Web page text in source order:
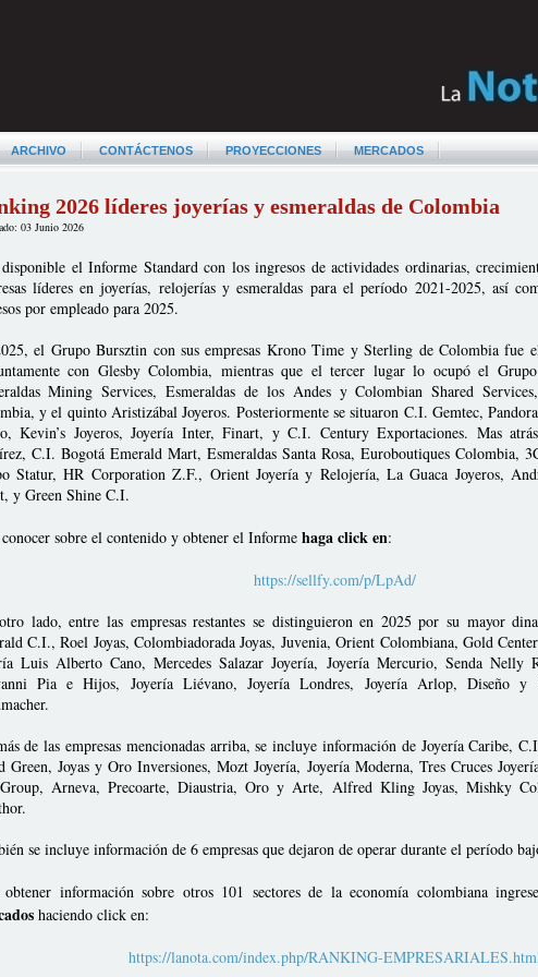
ARCHIVO CONTÁCTENOS PROYECCIONES MERCADOS
2026 líderes joyerías y esmeraldas de Colombia
03 Junio 2026
el Informe Standard con los ingresos de actividades ordinarias,
líderes en joyerías, relojerías y esmeraldas para el período 2021-2025, así
por empleado para 2025.
el Grupo Bursztin con sus empresas Krono Time y Sterling de Colombia fue
con Glesby Colombia, mientras que el tercer lugar lo ocupó el
Mining Services, Esmeraldas de los Andes y Colombian Shared
y el quinto Aristizábal Joyeros. Posteriormente se situaron C.I. Gemtec,
Kevin’s Joyeros, Joyería Inter, Finart, y C.I. Century Exportaciones. Mas
C.I. Bogotá Emerald Mart, Esmeraldas Santa Rosa, Euroboutiques Colombia,
Statur, HR Corporation Z.F., Orient Joyería y Relojería, La Guaca Joyeros,
y Green Shine C.I.
sobre el contenido y obtener el Informe haga click en:
https://sellfy.com/p/LpAd/
lado, entre las empresas restantes se distinguieron en 2025 por su mayor
C.I., Roel Joyas, Colombiadorada Joyas, Juvenia, Orient Colombiana, Gold
Luis Alberto Cano, Mercedes Salazar Joyería, Joyería Mercurio, Senda Nelly
Pia e Hijos, Joyería Liévano, Joyería Londres, Joyería Arlop, Diseño y
de las empresas mencionadas arriba, se incluye información de Joyería Caribe,
Green, Joyas y Oro Inversiones, Mozt Joyería, Joyería Moderna, Tres Cruces
Arneva, Precoarte, Diaustria, Oro y Arte, Alfred Kling Joyas, Mishky
se incluye información de 6 empresas que dejaron de operar durante el período
obtener información sobre otros 101 sectores de la economía colombiana
haciendo click en:
https://lanota.com/index.php/RANKING-